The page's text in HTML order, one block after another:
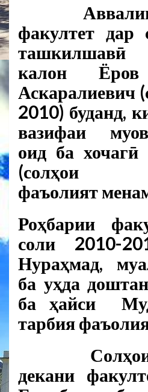
Аввалин
факултет дар
калон
Аскаралиевич
2010) буданд,
вазифаи
оид ба хочагӣ
(солҳои
фаъолият
Роҳбарии
соли 2010-
Нураҳмад,
ба уҳда
ба ҳайси
тарбия
Солҳои
декани